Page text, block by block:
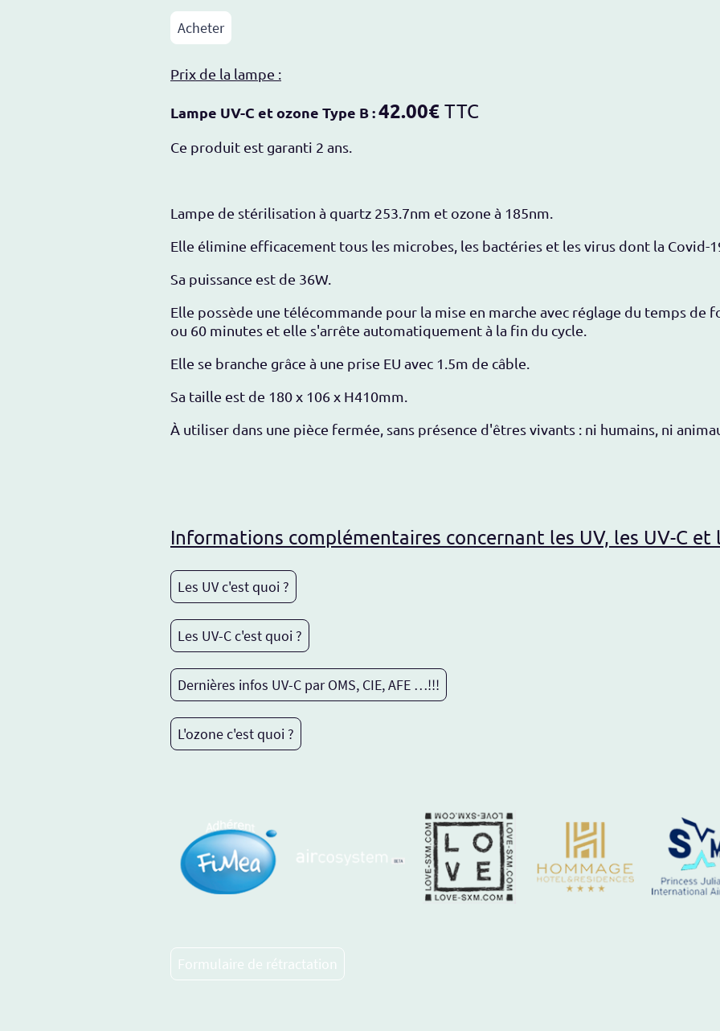
Acheter
Prix de la lampe :
Lampe UV-C et ozone Type B :42.00€ TTC
Ce produit est garanti 2 ans.
Lampe de stérilisation à quartz 253.7nm et ozone à 185nm.
Elle élimine efficacement tous les microbes, les bactéries et les virus dont la Covid-
Sa puissance est de 36W.
Elle possède une télécommande pour la mise en marche avec réglage du temps de
ou 60 minutes et elle s'arrête automatiquement à la fin du cycle.
Elle se branche grâce à une prise EU avec 1.5m de câble.
Sa taille est de 180 x 106 x H410mm.
À utiliser dans une pièce fermée, sans présence d'êtres vivants : ni humains, ni
Informations complémentaires concernant les UV, les UV-C et
Les UV c'est quoi ?
Les UV-C c'est quoi ?
Dernières infos UV-C par OMS, CIE, AFE …!!!
L'ozone c'est quoi ?
Formulaire de rétractation